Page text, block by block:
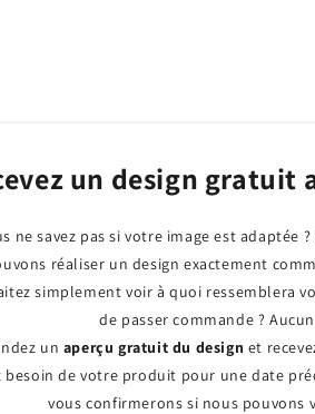
un design gratuit
ne savez pas si votre image est adaptée
réaliser un design exactement
simplement voir à quoi ressemblera
de passer commande ?
un aperçu gratuit du design et
besoin de votre produit pour une date
vous confirmerons si nous pouvons